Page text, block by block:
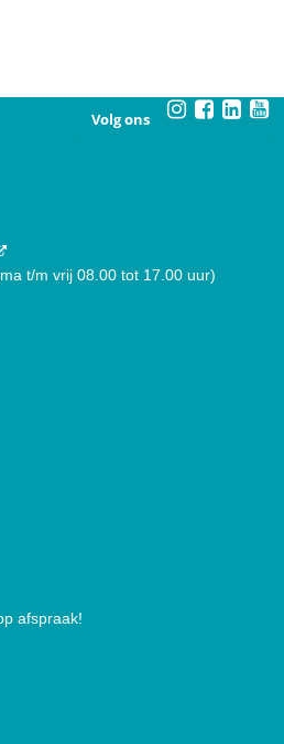
Volg ons
t/m vrij 08.00 tot 17.00 uur)
afspraak!